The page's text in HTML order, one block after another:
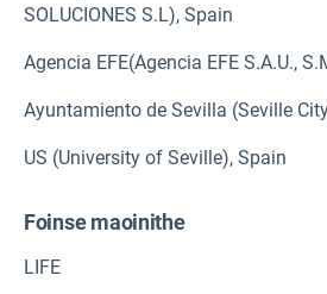
SOLUCIONES S.L), Spain
Agencia EFE(Agencia EFE S.A.U.,
Ayuntamiento de Sevilla (Seville
US (University of Seville), Spain
Foinse maoinithe
LIFE